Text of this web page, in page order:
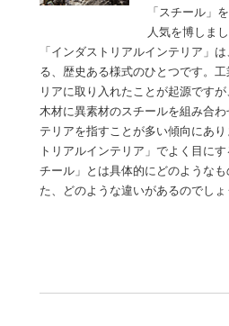
「スチール」
人気を博しまし
「インダストリアルインテリア」
る、歴史ある様式のひとつです。
リアに取り入れたことが起源です
木材に異素材のスチールを組み合
テリアを指すことが多い傾向にあ
トリアルインテリア」でよく目に
チール」とは具体的にどのような
た、どのような違いがあるのでし